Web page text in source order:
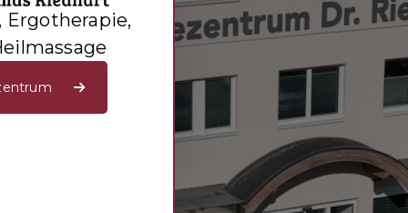
Ergotherapie,
